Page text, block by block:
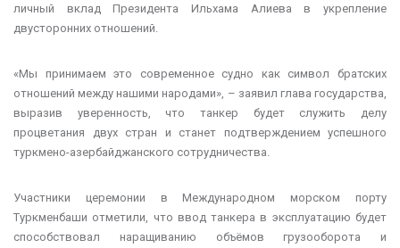
личный вклад Президента Ильхама Алиева в укрепление
двусторонних отношений.
«Мы принимаем это современное судно как символ братских
отношений между нашими народами», – заявил глава государства,
выразив уверенность, что танкер будет служить делу
процветания двух стран и станет подтверждением успешного
туркмено-азербайджанского сотрудничества.
Участники церемонии в Международном морском порту
Туркменбаши отметили, что ввод танкера в эксплуатацию будет
способствовал наращиванию объёмов грузооборота и